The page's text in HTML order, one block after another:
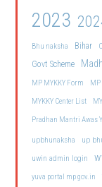
2023
Bhu naksha Bihar
Govt Scheme
MP MYKKY Form
MP
MYKKY Center List
Pradhan Mantri Awas
upbhunaksha up
uwin admin login
yuva portal mp gov.in